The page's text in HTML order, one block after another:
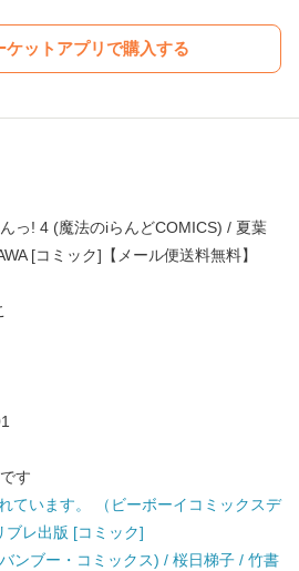
ケットアプリで購入する
っ! 4 (魔法のiらんどCOMICS) / 夏葉
[コミック]【メール便送料無料】
す
ています。 （ビーボーイコミックスデ
ブレ出版 [コミック]
ンブー・コミックス) / 桜日梯子 / 竹書